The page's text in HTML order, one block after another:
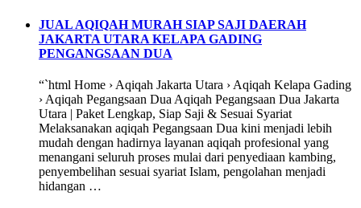
JUAL AQIQAH MURAH SIAP SAJI DAERAH
JAKARTA UTARA KELAPA GADING
PENGANGSAAN DUA
“`html Home › Aqiqah Jakarta Utara › Aqiqah Kelapa Gading
› Aqiqah Pegangsaan Dua Aqiqah Pegangsaan Dua Jakarta
Utara | Paket Lengkap, Siap Saji & Sesuai Syariat
Melaksanakan aqiqah Pegangsaan Dua kini menjadi lebih
mudah dengan hadirnya layanan aqiqah profesional yang
menangani seluruh proses mulai dari penyediaan kambing,
penyembelihan sesuai syariat Islam, pengolahan menjadi
hidangan …